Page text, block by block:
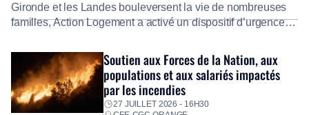
Gironde et les Landes bouleversent la vie de nombreuses
familles, Action Logement a activé un dispositif d’urgence
Fidèle à sa mission d’utilité sociale, le Groupe mobilise
immédiatement ses équipes afin de proposer un diagnostic
personnalisé, des aides financières pour faire face aux
premières dépenses, […]
Soutien aux Forces de la Nation, aux
populations et aux salariés impactés
par les incendies
27 JUILLET 2026 - 16H30